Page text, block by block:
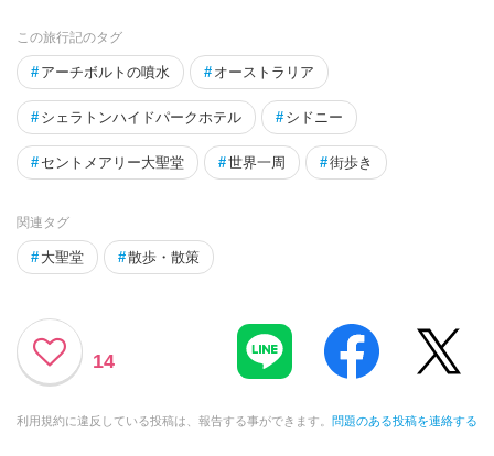
この旅行記のタグ
# アーチボルトの噴水 # オーストラリア
# シェラトンハイドパークホテル # シドニー
# セントメアリー大聖堂 #世界一周 #街歩き
関連タグ
# 大聖堂 #散歩・散策
14
利用規約に違反している投稿は、報告する事ができます。 問題のある投稿を連絡する